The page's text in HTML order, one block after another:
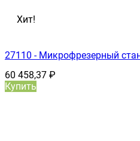
Хит!
27110 - Микрофрезерный
60 458,37 ₽
Купить